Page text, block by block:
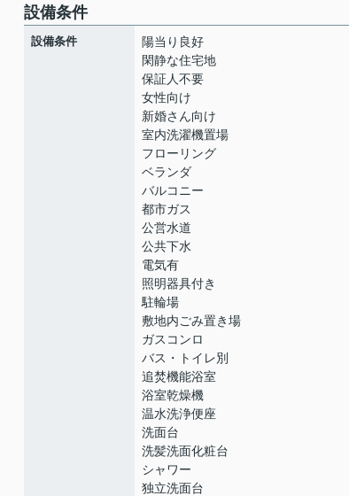
設備条件
設備条件
陽当り良好
閑静な住宅地
保証人不要
女性向け
新婚さん向け
室内洗濯機置場
フローリング
ベランダ
バルコニー
都市ガス
公営水道
公共下水
電気有
照明器具付き
駐輪場
敷地内ごみ置き場
ガスコンロ
バス・トイレ別
追焚機能浴室
浴室乾燥機
温水洗浄便座
洗面台
洗髪洗面化粧台
シャワー
独立洗面台